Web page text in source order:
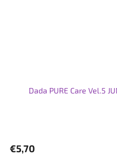
Dada PURE Care Vel.5
je
€5,70